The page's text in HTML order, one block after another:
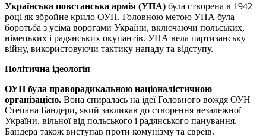
Українська повстанська армія (УПА) була створена в 1942
році як збройне крило ОУН. Головною метою УПА була
боротьба з усіма ворогами України, включаючи польських,
німецьких і радянських окупантів. УПА вела партизанську
війну, використовуючи тактику нападу та відступу.
Політична ідеологія
ОУН була праворадикальною націоналістичною
організацією. Вона спиралась на ідеї Головного вождя ОУН
Степана Бандери, який закликав до створення незалежної
України, вільної від польського і радянського панування.
Бандера також виступав проти комунізму та євреїв.